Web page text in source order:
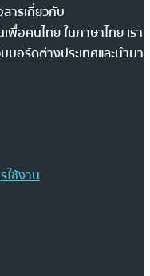
ารเกี่ยวกับ
พื่อคนไทย ในภาษาไทย เรา
บอร์ดต่างประเทศและนำมา
ใช้งาน